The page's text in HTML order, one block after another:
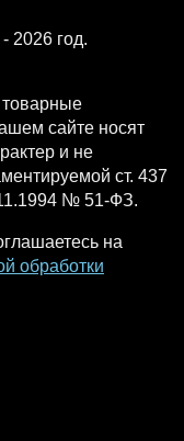
2026 год.
товарные
сайте носят
и не
ст. 437
№ 51-ФЗ.
на
обработки